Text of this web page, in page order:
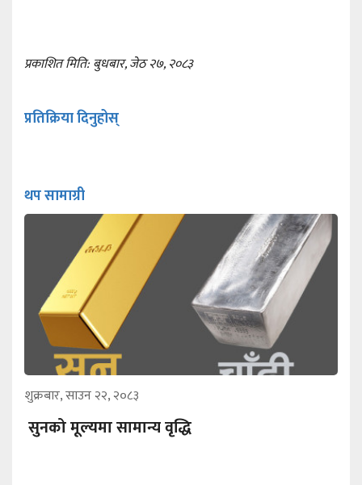
प्रकाशित मिति: बुधबार, जेठ २७, २०८३
प्रतिक्रिया दिनुहोस्
थप सामाग्री
शुक्रबार, साउन २२, २०८३
सुनको मूल्यमा सामान्य वृद्धि